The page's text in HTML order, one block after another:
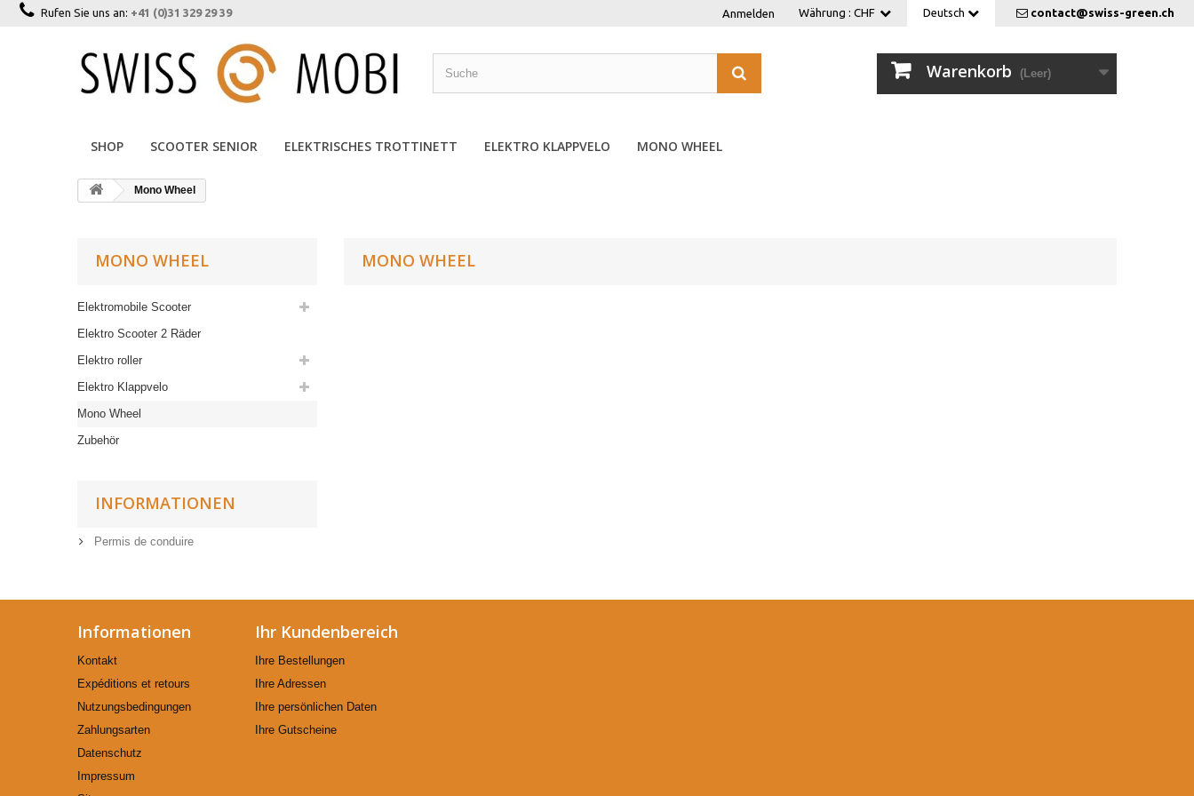
contact@swiss-green.ch
Rufen Sie uns an: +41 (0)31 329 29 39 Deutsch
Währung : CHF
Anmelden
Warenkorb (Leer)
SHOP SCOOTER SENIOR ELEKTRISCHES TROTTINETT ELEKTRO KLAPPVELO MONO WHEEL
Mono Wheel
MONO WHEEL
Elektromobile Scooter
Elektro Scooter 2 Räder
Elektro roller
Elektro Klappvelo
Mono Wheel
Zubehör
INFORMATIONEN
Permis de conduire
MONO WHEEL
Informationen
Kontakt
Expéditions et retours
Nutzungsbedingungen
Zahlungsarten
Datenschutz
Impressum
Ihr Kundenbereich
Ihre Bestellungen
Ihre Adressen
Ihre persönlichen Daten
Ihre Gutscheine